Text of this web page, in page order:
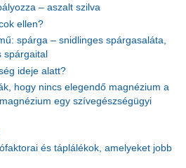
– aszalt szilva
ellen?
spárga – snidlinges spárgasaláta,
spárgaital
ideje alatt?
hogy nincs elegendő magnézium a
egy szívegészségügyi
és táplálékok, amelyeket jobb